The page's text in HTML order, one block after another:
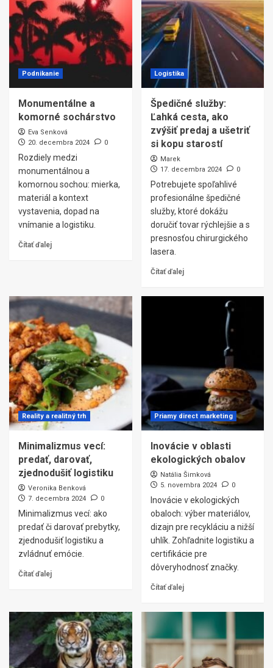
Podnikanie
Monumentálne a
komorné sochárstvo
Eva Senková
20. decembra 2024
0
Rozdiely medzi
monumentálnou a
komornou sochou: mierka,
materiál a kontext
vystavenia, dopad na
vnímanie a logistiku.
Čítať ďalej
Logistika
Špedičné služby:
Ľahká cesta, ako
zvýšiť predaj a ušetriť
si kopu starostí
Marek
17. decembra 2024
0
Potrebujete spoľahlivé
profesionálne špedičné
služby, ktoré dokážu
doručiť tovar rýchlejšie a s
presnosťou chirurgického
lasera.
Čítať ďalej
Reality a realitný trh
Minimalizmus vecí:
predať, darovať,
zjednodušiť logistiku
Veronika Benková
7. decembra 2024
0
Minimalizmus vecí: ako
predať či darovať prebytky,
zjednodušiť logistiku a
zvládnuť emócie.
Čítať ďalej
Priamy direct marketing
Inovácie v oblasti
ekologických obalov
Natália Šimková
5. novembra 2024
0
Inovácie v ekologických
obaloch: výber materiálov,
dizajn pre recykláciu a nižší
uhlík. Zohľadnite logistiku a
certifikácie pre
dôveryhodnosť značky.
Čítať ďalej